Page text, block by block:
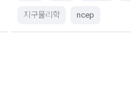
지구물리학 ncep